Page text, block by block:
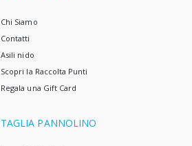
Chi Siamo
Contatti
Asili nido
Scopri la Raccolta Punti
Regala una Gift Card
TAGLIA PANNOLINO